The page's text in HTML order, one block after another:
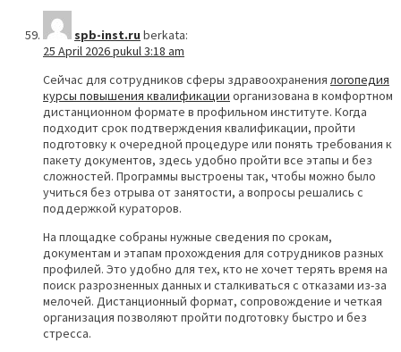
spb-inst.ru berkata:
25 April 2026 pukul 3:18 am
Сейчас для сотрудников сферы здравоохранения логопедия
курсы повышения квалификации организована в комфортном
дистанционном формате в профильном институте. Когда
подходит срок подтверждения квалификации, пройти
подготовку к очередной процедуре или понять требования к
пакету документов, здесь удобно пройти все этапы и без
сложностей. Программы выстроены так, чтобы можно было
учиться без отрыва от занятости, а вопросы решались с
поддержкой кураторов.
На площадке собраны нужные сведения по срокам,
документам и этапам прохождения для сотрудников разных
профилей. Это удобно для тех, кто не хочет терять время на
поиск разрозненных данных и сталкиваться с отказами из-за
мелочей. Дистанционный формат, сопровождение и четкая
организация позволяют пройти подготовку быстро и без
стресса.